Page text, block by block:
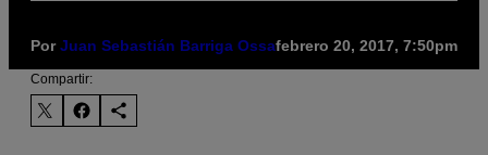
PorJuan Sebastián Barriga Ossafebrero 20, 2017, 7:50pm
Compartir: